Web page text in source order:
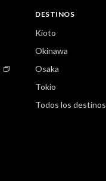
DESTINOS
Kioto
Okinawa
Osaka
Tokio
Todos los destinos